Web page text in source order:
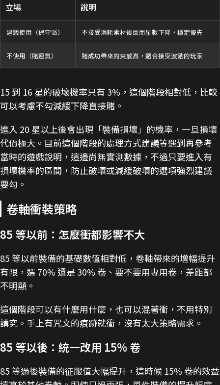
立場 說明
建議使用（保守派） 不接受消耗素材後反而星數下降，穩定優先
不使用（賭運氣） 賭成功帶來的爽感高，適合接受波動的玩家
15 到 16 星的破壞機率只有 3%，這個階段相對低，比較
可以考慮不勾減緩下降直接賭。
進入 20 星以上後會出現「裝備損壞」的機率，一旦損壞
代價極大。目前這個階段的處理方式建議等遇到再參考
當時的遊戲說明，這邊尚無實測數據，不過只要進入有
損壞機率的區間，防止破壞或減緩破壞的選項強烈建議
要勾。
卷軸衝裝策略
85 等以前：怎麼衝都影響不大
85 等以前裝備的基礎數值相對低，卷軸帶來的增幅提升
有限，選 70% 還是 30% 卷、要不要用專用卷，差距都
不明顯。
這個階段可以有什麼用什麼，也可以混著衝，不用特別
講究。手上有咒文的痕跡就衝，沒有太大策略需求。
85 等以後：統一改用 15% 卷
85 等過後裝備的征服值大幅提升，這時候 15% 卷的效益